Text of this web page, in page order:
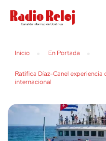
cerrar
Inicio En Portada
Ratifica Díaz-Canel experiencia
internacional